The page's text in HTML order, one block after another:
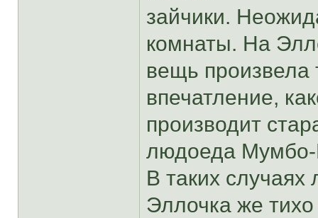
зайчики.
комнаты. На
вещь произвела
впечатление,
производит
людоеда
В таких
Эллочка же тихо